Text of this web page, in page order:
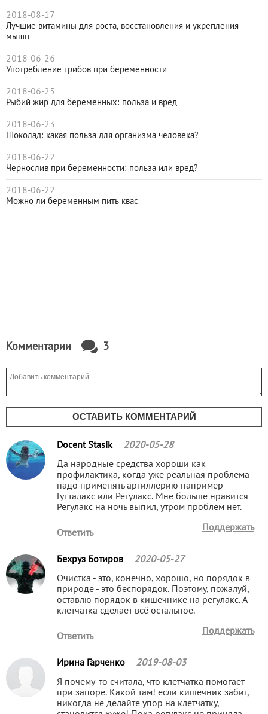
2018-08-17
Лучшие витамины для роста, восстановления и укрепления
мышц
2018-06-26
Употребление грибов при беременности
2018-06-25
Рыбий жир для беременных: польза и вред
2018-06-23
Шоколад: какая польза для организма человека?
2018-06-22
Чернослив при беременности: польза или вред?
2018-06-22
Можно ли беременным пить квас
Комментарии 3
ОСТАВИТЬ КОММЕНТАРИЙ
Docent Stasik 2020-05-28
Да народные средства хороши как
профилактика, когда уже реальная проблема
надо применять артиллерию например
Гутталакс или Регулакс. Мне больше нравится
Регулакс на ночь выпил, утром проблем нет.
Ответить
Поддержать
Бехруз Ботиров 2020-05-27
Очистка - это, конечно, хорошо, но порядок в
природе - это беспорядок. Поэтому, пожалуй,
оставлю порядок в кишечнике на регулакс. А
клетчатка сделает всё остальное.
Ответить
Поддержать
Ирина Гарченко 2019-08-03
Я почему-то считала, что клетчатка помогает
при запоре. Какой там! если кишечник забит,
никогда не делайте упор на клетчатку,